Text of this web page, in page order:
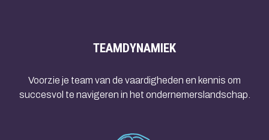
TEAMDYNAMIEK
Voorzie je team van de vaardigheden en kennis om
succesvol te navigeren in het ondernemerslandschap.